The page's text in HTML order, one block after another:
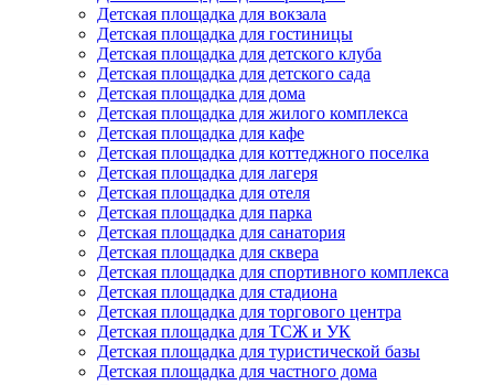
Детская площадка для вокзала
Детская площадка для гостиницы
Детская площадка для детского клуба
Детская площадка для детского сада
Детская площадка для дома
Детская площадка для жилого комплекса
Детская площадка для кафе
Детская площадка для коттеджного поселка
Детская площадка для лагеря
Детская площадка для отеля
Детская площадка для парка
Детская площадка для санатория
Детская площадка для сквера
Детская площадка для спортивного комплекса
Детская площадка для стадиона
Детская площадка для торгового центра
Детская площадка для ТСЖ и УК
Детская площадка для туристической базы
Детская площадка для частного дома